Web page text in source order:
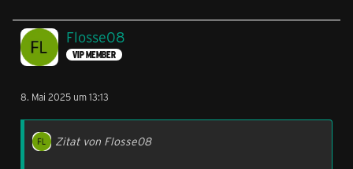
Flosse08
VIP MEMBER
8. Mai 2025 um 13:13
Zitat von Flosse08